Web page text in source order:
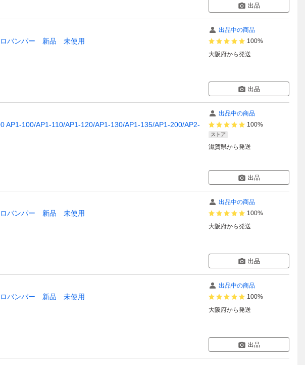
出品
バンパー 新品 未使用
出品中の商品
100%
大阪府から発送
出品
AP1-100/AP1-110/AP1-120/AP1-130/AP1-135/AP1-200/AP2-
出品中の商品
100%
ストア
滋賀県から発送
出品
バンパー 新品 未使用
出品中の商品
100%
大阪府から発送
出品
バンパー 新品 未使用
出品中の商品
100%
大阪府から発送
出品